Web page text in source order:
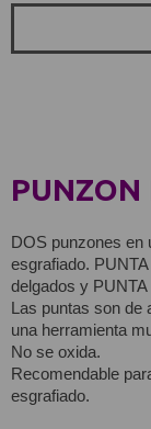
PUNZON
DOS punzones en
esgrafiado.
delgados y
Las puntas son
una herramienta
No se oxida.
Recomendable
esgrafiado.